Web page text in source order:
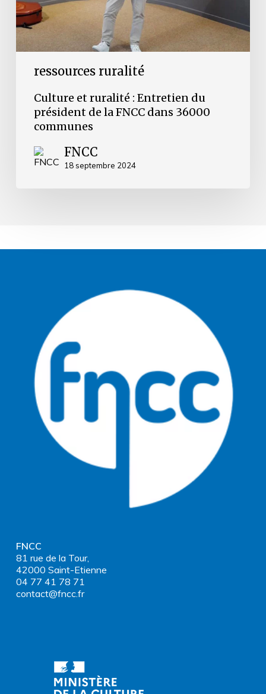
ressources ruralité
FNCC
dans
36000
communes
Culture et ruralité : Entretien du
président de la FNCC dans 36000
communes
FNCC
18 septembre 2024
FNCC
81 rue de la Tour,
42000 Saint-Etienne
04 77 41 78 71
contact@fncc.fr